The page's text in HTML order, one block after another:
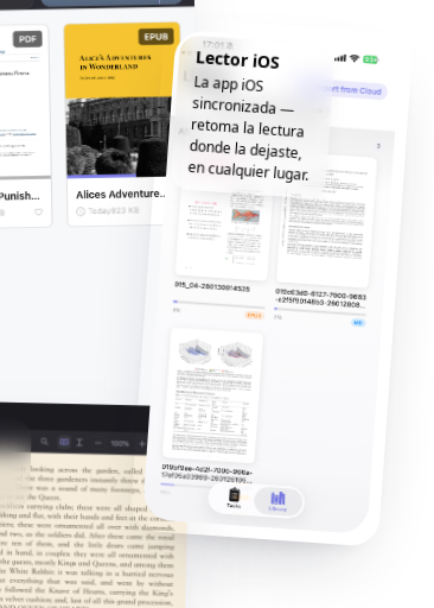
Lector iOS
La app iOS
sincronizada —
retoma la lectura
donde la dejaste,
en cualquier lugar.